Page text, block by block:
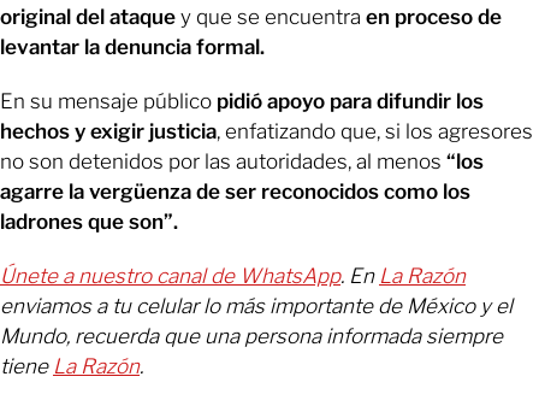
original del ataque y que se encuentra en proceso de
levantar la denuncia formal.
En su mensaje público pidió apoyo para difundir los
hechos y exigir justicia, enfatizando que, si los agresores
no son detenidos por las autoridades, al menos “los
agarre la vergüenza de ser reconocidos como los
ladrones que son”.
Únete a nuestro canal de WhatsApp. En La Razón
enviamos a tu celular lo más importante de México y el
Mundo, recuerda que una persona informada siempre
tiene La Razón.